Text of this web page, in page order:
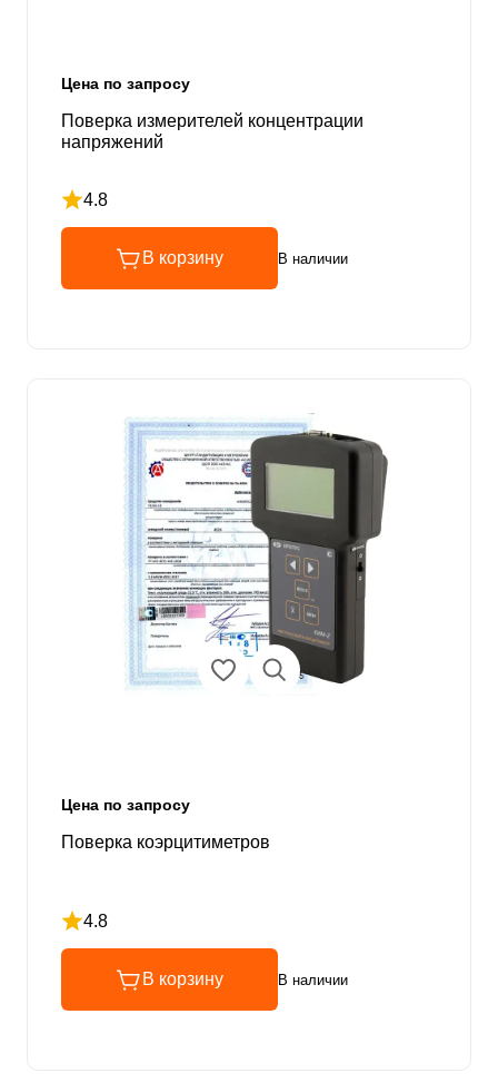
Цена по запросу
Поверка измерителей концентрации
напряжений
4.8
Рейтинг 4.8 из 5
В корзину В наличии
Цена по запросу
Поверка коэрцитиметров
4.8
Рейтинг 4.8 из 5
В корзину В наличии